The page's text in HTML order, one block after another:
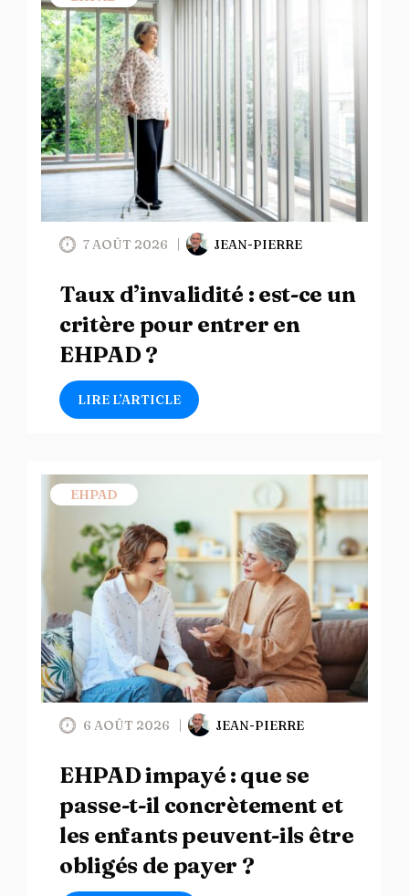
7 AOÛT 2026 JEAN-PIERRE
Taux d’invalidité : est-ce un
critère pour entrer en
EHPAD ?
LIRE L’ARTICLE
EHPAD
6 AOÛT 2026 JEAN-PIERRE
EHPAD impayé : que se
passe-t-il concrètement et
les enfants peuvent-ils être
obligés de payer ?